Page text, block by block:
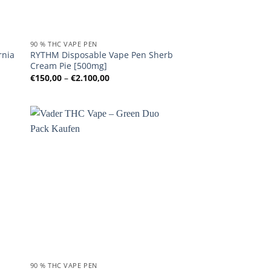
90 % THC VAPE PEN
RYTHM Disposable Vape Pen Sherb
Cream Pie [500mg]
€150,00 – €2.100,00Preisspanne:
90 % THC VAPE PEN